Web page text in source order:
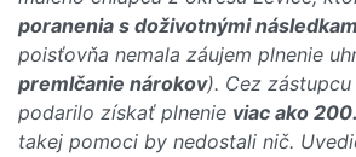
poranenia s doživotnými
poisťovňa nemala záujem plnenie
premlčanie nárokov). Cez
podarilo získať plnenie viac ako
takej pomoci by nedostali nič.